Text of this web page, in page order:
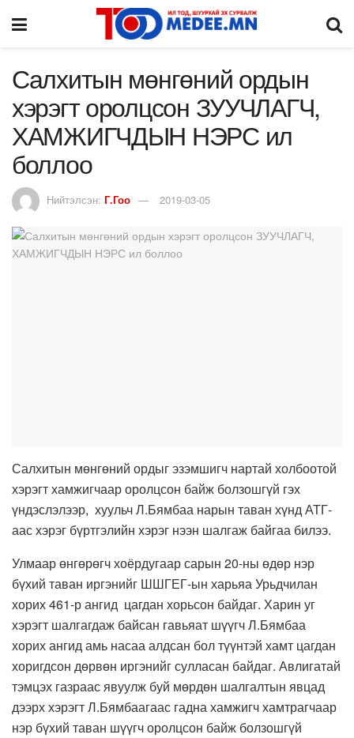
Салхитын мөнгөний ордын
хэрэгт оролцсон ЗУУЧЛАГЧ,
ХАМЖИГЧДЫН НЭРС ил
боллоо
Нийтэлсэн: Г.Гоо 2019-03-05
Салхитын мөнгөний ордыг эзэмшигч нартай холбоотой
хэрэгт хамжигчаар оролцсон байж болзошгүй гэх
үндэслэлээр, хуульч Л.Бямбаа нарын таван хүнд АТГ-
аас хэрэг бүртгэлийн хэрэг нээн шалгаж байгаа билээ.
Улмаар өнгөрөгч хоёрдугаар сарын 20-ны өдөр нэр
бүхий таван иргэнийг ШШГЕГ-ын харьяа Урьдчилан
хорих 461-р ангид цагдан хорьсон байдаг. Харин уг
хэрэгт шалгагдаж байсан гавьяат шүүгч Л.Бямбаа
хорих ангид амь насаа алдсан бол түүнтэй хамт цагдан
хоригдсон дөрвөн иргэнийг сулласан байдаг. Авлигатай
тэмцэх газраас явуулж буй мөрдөн шалгалтын явцад
дээрх хэрэгт Л.Бямбаагаас гадна хамжигч хамтрагчаар
нэр бүхий таван шүүгч оролцсон байж болзошгүй